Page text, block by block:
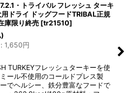
・トライバル フレッシュ ターキ
ドライ ドッグフードTRIBAL正規
庫限り終売 [tr21510]
: 1,650円
TURKEYフレッシュターキーを使
ール不使用のコールドプレス製
でヘルシー、鉄分豊富なフードで